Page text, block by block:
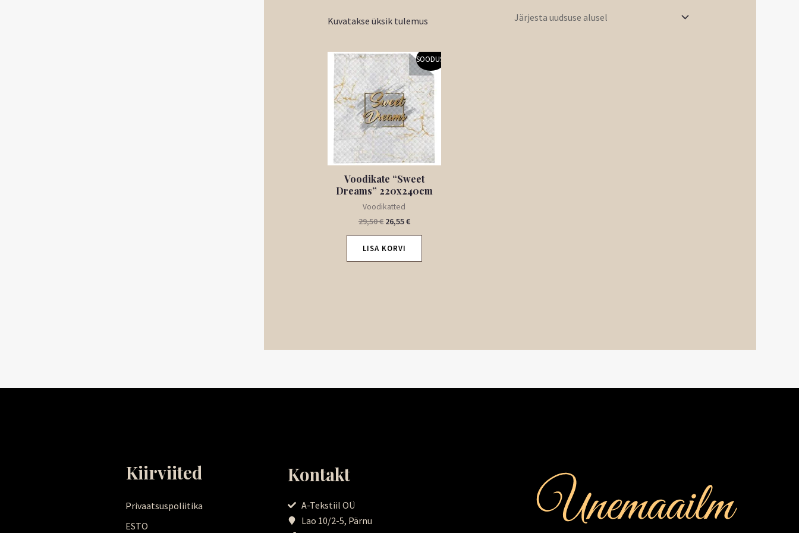
Kuvatakse üksik tulemus
SOODUS!
Voodikate “Sweet
Dreams” 220x240cm
Voodikatted
29,50€
Algne
hind
oli:
29,50 €.
26,55€
Praegune
hind
on:
26,55 €.
LISA KORVI
Kiirviited
Privaatsuspoliitika
ESTO
Kontakt
A-Tekstiil OÜ
Lao 10/2-5, Pärnu